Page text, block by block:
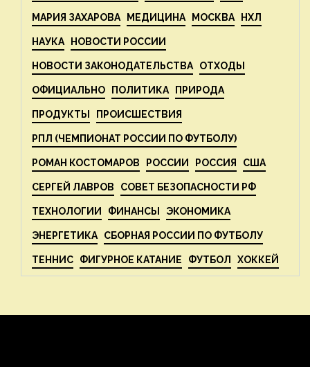
МАРИЯ ЗАХАРОВА МЕДИЦИНА МОСКВА НХЛ
НАУКА НОВОСТИ РОССИИ
НОВОСТИ ЗАКОНОДАТЕЛЬСТВА ОТХОДЫ
ОФИЦИАЛЬНО ПОЛИТИКА ПРИРОДА
ПРОДУКТЫ ПРОИСШЕСТВИЯ
РПЛ (ЧЕМПИОНАТ РОССИИ ПО ФУТБОЛУ)
РОМАН КОСТОМАРОВ РОССИИ РОССИЯ США
СЕРГЕЙ ЛАВРОВ СОВЕТ БЕЗОПАСНОСТИ РФ
ТЕХНОЛОГИИ ФИНАНСЫ ЭКОНОМИКА
ЭНЕРГЕТИКА СБОРНАЯ РОССИИ ПО ФУТБОЛУ
ТЕННИС ФИГУРНОЕ КАТАНИЕ ФУТБОЛ ХОККЕЙ